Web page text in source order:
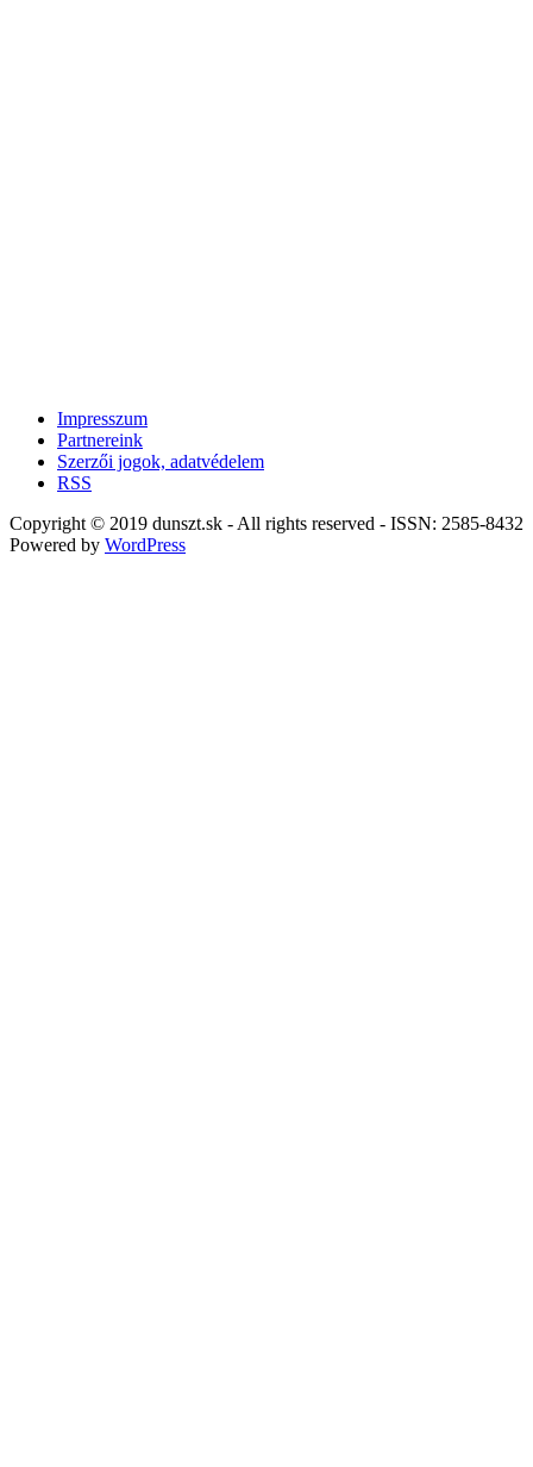
Impresszum
Partnereink
Szerzői jogok, adatvédelem
RSS
Copyright © 2019 dunszt.sk - All rights reserved - ISSN: 2585-8432
Powered by WordPress